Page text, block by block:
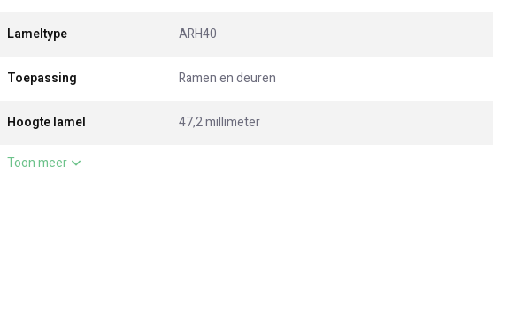
Lameltype ARH40
Toepassing Ramen en deuren
Hoogte lamel 47,2 millimeter
Toon meer